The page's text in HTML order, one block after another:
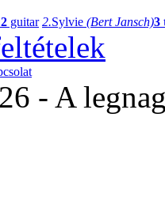
2 guitar 2.Sylvie (Bert Jansch)3
- A